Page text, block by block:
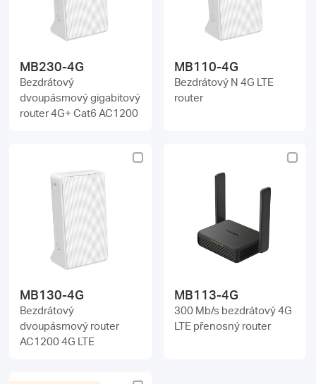
MB230-4G
Bezdrátový
dvoupásmový gigabitový
router 4G+ Cat6 AC1200
MB110-4G
Bezdrátový N 4G LTE
router
MB130-4G
Bezdrátový
dvoupásmový router
AC1200 4G LTE
MB113-4G
300 Mb/s bezdrátový 4G
LTE přenosný router